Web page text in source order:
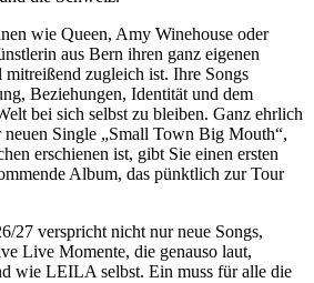
wie Queen, Amy Winehouse oder
aus Bern ihren ganz eigenen
mitreißend zugleich ist. Ihre Songs
Beziehungen, Identität und dem
bei sich selbst zu bleiben. Ganz ehrlich
Single „Small Town Big Mouth“,
erschienen ist, gibt Sie einen ersten
Album, das pünktlich zur Tour
27 verspricht nicht nur neue Songs,
Live Momente, die genauso laut,
wie LEILA selbst. Ein muss für alle die